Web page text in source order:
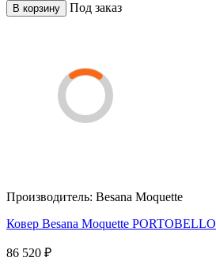
В корзину Под заказ
Производитель: Besana Moquette
Ковер Besana Moquette PORTOBELLO
86 520 ₽